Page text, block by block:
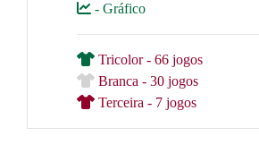
- Gráfico
Tricolor - 66 jogos
Branca - 30 jogos
Terceira - 7 jogos